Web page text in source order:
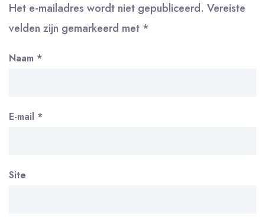
Het e-mailadres wordt niet gepubliceerd. Vereiste
velden zijn gemarkeerd met *
Naam *
E-mail *
Site